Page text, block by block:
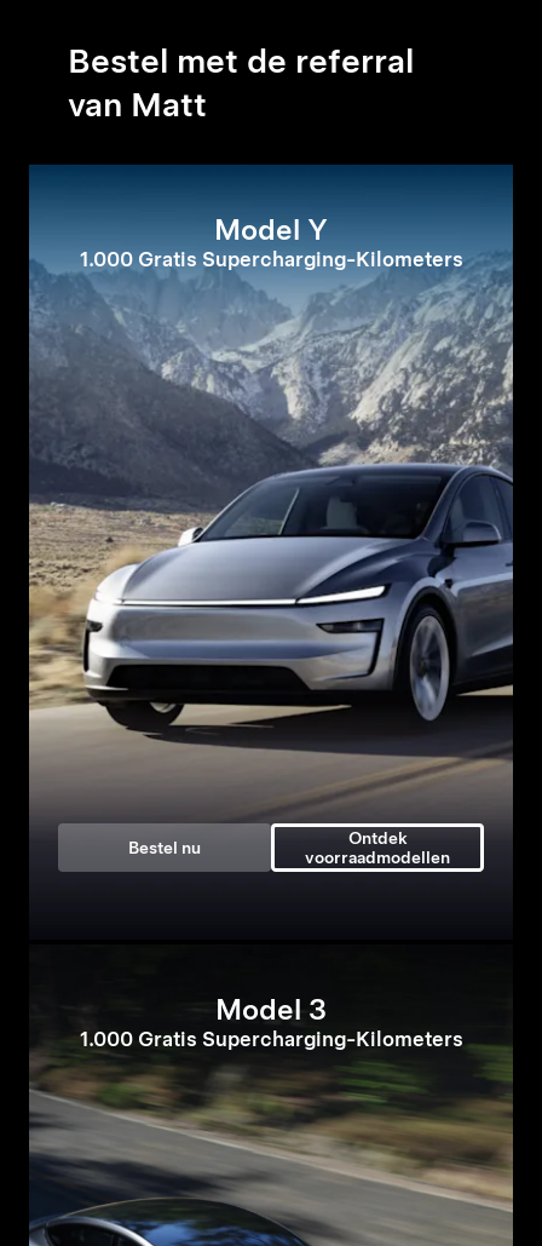
Bestel met de referral
van Matt
Model Y
1.000 Gratis Supercharging-Kilometers
Bestel nu
Ontdek
voorraadmodellen
Model 3
1.000 Gratis Supercharging-Kilometers